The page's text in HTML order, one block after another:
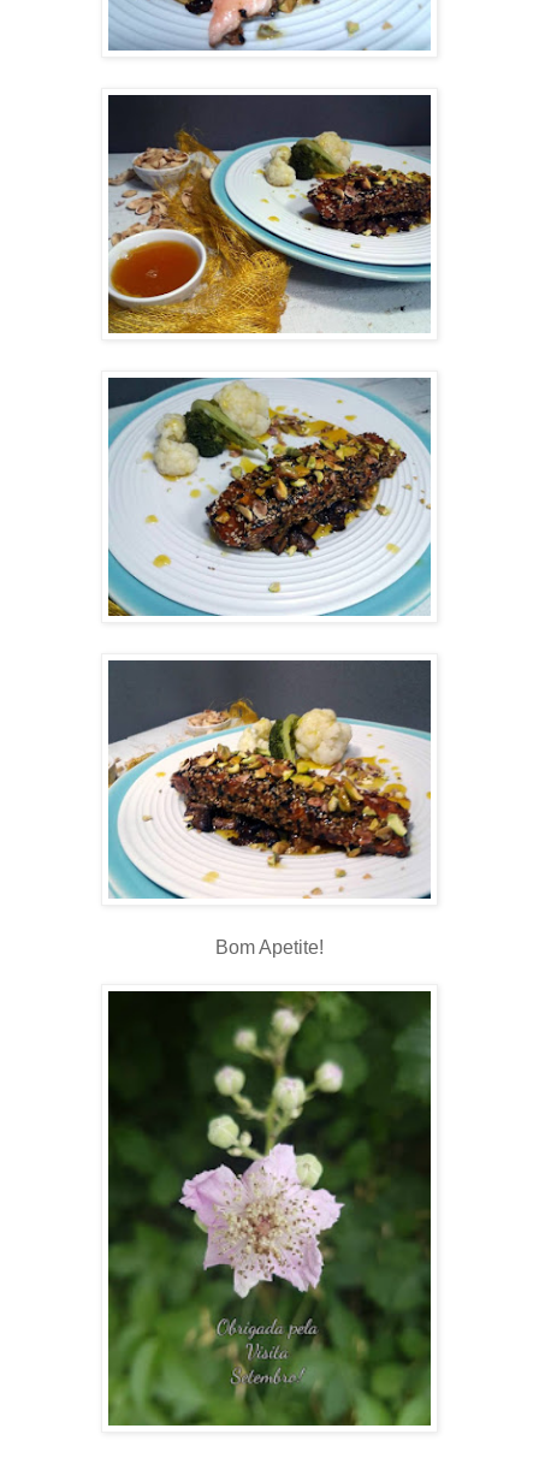
Bom Apetite!